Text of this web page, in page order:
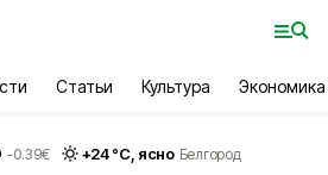
Статьи Культура Экономика
-0.39€ +24°С, ясно Белгород